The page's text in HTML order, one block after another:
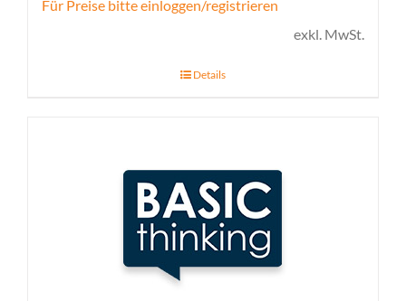
Für Preise bitte einloggen/registrieren
exkl. MwSt.
Details